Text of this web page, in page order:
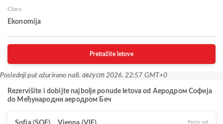
Class
Ekonomija
Pretražite letove
Poslednji put ažurirano na8. август 2026. 22:57 GMT+0
Rezervišite i dobijte najbolje ponude letova od Аеродром Софија
do Међународни аеродром Беч
Počni od